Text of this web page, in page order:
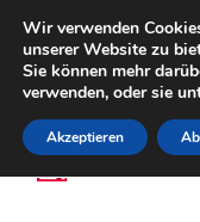
(800)
Zur
Navigation
Zum
Inhalt
Wir verwenden
unserer Website zu
Sie können mehr
verwenden, oder sie
Akzeptieren